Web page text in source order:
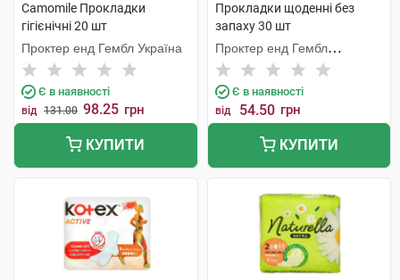
Camomile Прокладки
гігієнічні 20 шт
Проктер енд Гембл Україна
Є в наявності
від 131.00 98.25 грн
КУПИТИ
Прокладки щоденні без
запаху 30 шт
Проктер енд Гембл
Мануфекчурінг
Є в наявності
від 54.50 грн
КУПИТИ